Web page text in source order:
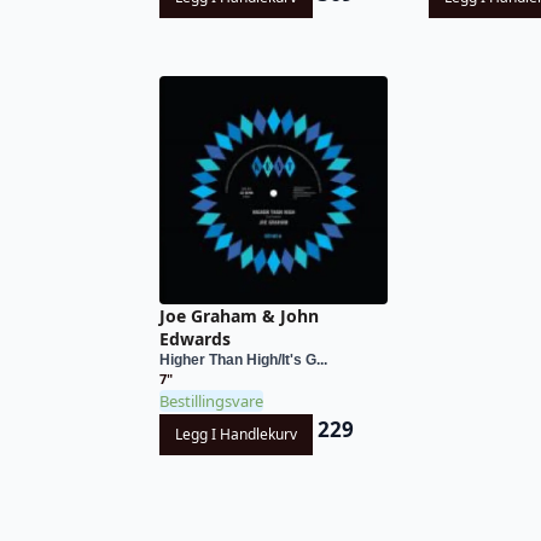
Joe Graham & John
Edwards
Higher Than High/It's G...
7"
Bestillingsvare
Legg I Handlekurv 229